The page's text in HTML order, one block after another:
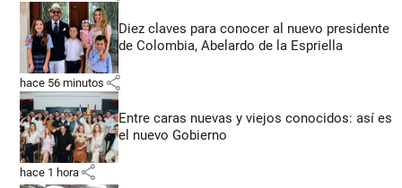
Diez claves para conocer al nuevo presidente
de Colombia, Abelardo de la Espriella
hace 56 minutos share
Entre caras nuevas y viejos conocidos: así es
el nuevo Gobierno
hace 1 hora share